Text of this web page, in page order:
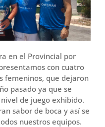
en el Provincial por
con cuatro
femeninos, que dejaron
pasado ya que se
de juego exhibido.
sabor de boca y así se
nuestros equipos.